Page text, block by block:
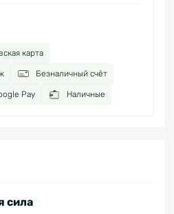
карта
Безналичный счёт
Pay Наличные
сила